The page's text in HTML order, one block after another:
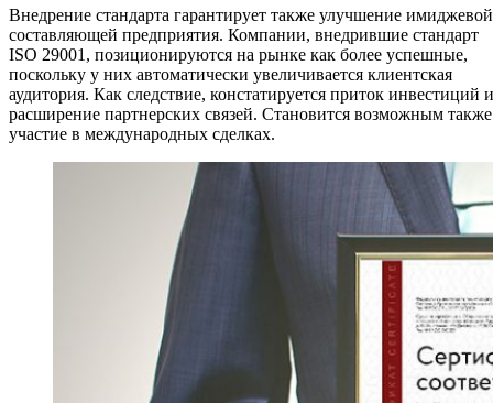
Внедрение стандарта гарантирует также улучшение имиджевой
составляющей предприятия. Компании, внедрившие стандарт
ISO 29001, позиционируются на рынке как более успешные,
поскольку у них автоматически увеличивается клиентская
аудитория. Как следствие, констатируется приток инвестиций и
расширение партнерских связей. Становится возможным также
участие в международных сделках.